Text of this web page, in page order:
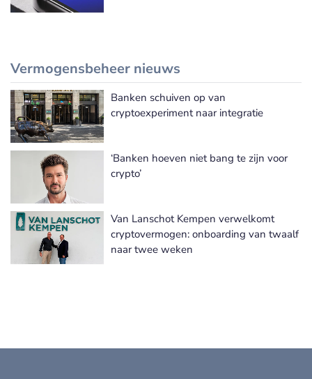
Vermogensbeheer nieuws
Meer Vermogensbeheer nieuws
Banken schuiven op van
cryptoexperiment naar integratie
‘Banken hoeven niet bang te zijn voor
crypto’
Van Lanschot Kempen verwelkomt
cryptovermogen: onboarding van twaalf
naar twee weken